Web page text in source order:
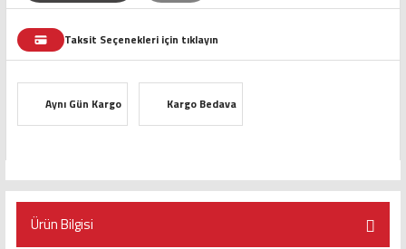
Taksit Seçenekleri için tıklayın
Aynı Gün Kargo Kargo Bedava
Ürün Bilgisi